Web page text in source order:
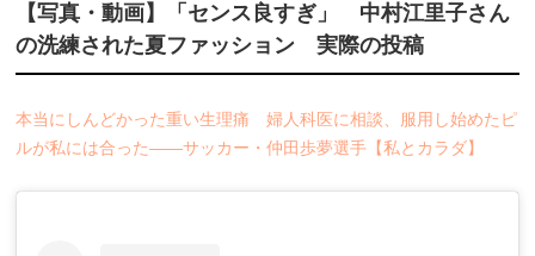
【写真・動画】「センス良すぎ」 中村江里子さん
の洗練された夏ファッション 実際の投稿
本当にしんどかった重い生理痛 婦人科医に相談、服用し始めたピ
ルが私には合った――サッカー・仲田歩夢選手【私とカラダ】